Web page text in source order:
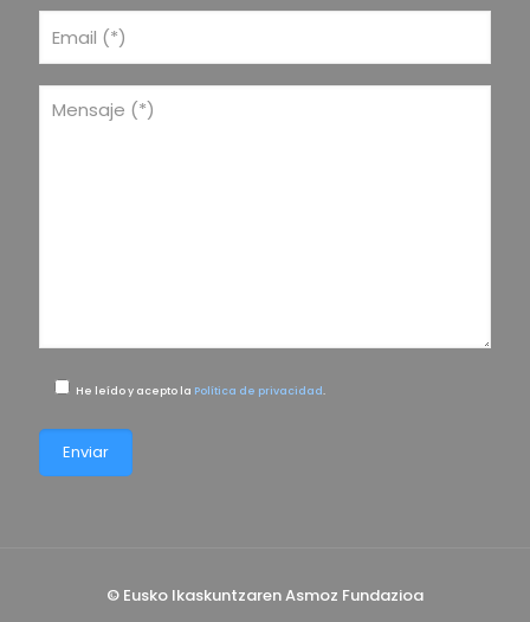
He leído y acepto la Política de privacidad.
© Eusko Ikaskuntzaren Asmoz Fundazioa